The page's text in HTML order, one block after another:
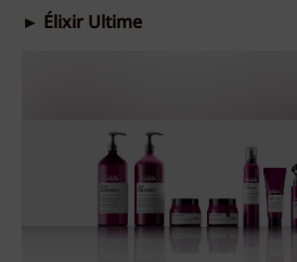
► Élixir Ultime